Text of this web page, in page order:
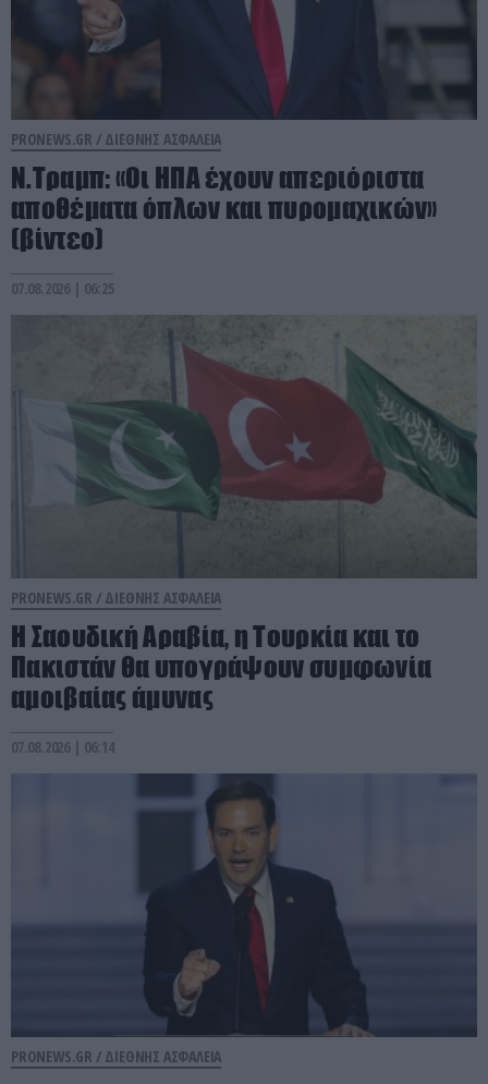
PRONEWS.GR / ΔΙΕΘΝΗΣ ΑΣΦΑΛΕΙΑ
Ν.Τραμπ: «Οι ΗΠΑ έχουν απεριόριστα
αποθέματα όπλων και πυρομαχικών»
(βίντεο)
07.08.2026 | 06:25
PRONEWS.GR / ΔΙΕΘΝΗΣ ΑΣΦΑΛΕΙΑ
Η Σαουδική Αραβία, η Τουρκία και το
Πακιστάν θα υπογράψουν συμφωνία
αμοιβαίας άμυνας
07.08.2026 | 06:14
PRONEWS.GR / ΔΙΕΘΝΗΣ ΑΣΦΑΛΕΙΑ